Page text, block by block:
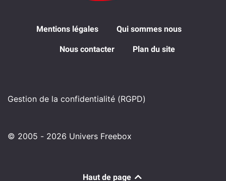
Mentions légales Qui sommes nous
Nous contacter Plan du site
Gestion de la confidentialité (RGPD)
© 2005 - 2026 Univers Freebox
Haut de page